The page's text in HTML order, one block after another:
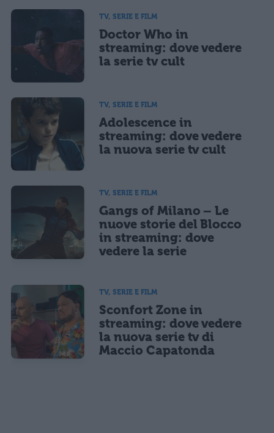
TV, SERIE E FILM
Doctor Who in
streaming: dove vedere
la serie tv cult
TV, SERIE E FILM
Adolescence in
streaming: dove vedere
la nuova serie tv cult
TV, SERIE E FILM
Gangs of Milano – Le
nuove storie del Blocco
in streaming: dove
vedere la serie
TV, SERIE E FILM
Sconfort Zone in
streaming: dove vedere
la nuova serie tv di
Maccio Capatonda